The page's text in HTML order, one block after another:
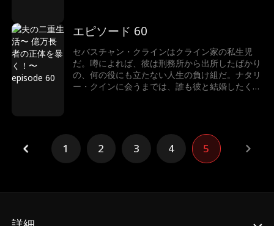
るのか？それよりも、そもそもなぜセバスチャ
ン・クラインは正体を隠しているのか？
エピソード 60
セバスチャン・クラインはクライン家の私生児
だ。噂によれば、彼は刑務所から出所したばかり
の、何の役にも立たない人生の負け組だ。ナタリ
ー・クインに会うまでは、誰も彼と結婚したくな
ン・クラインは正体を隠しているのか？
1 2 3 4 5